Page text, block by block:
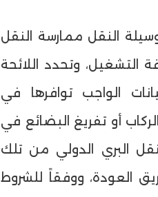
النقل ممارسة النقل
التشغيل، وتحدد اللائحة
الواجب توافرها في
أو تفريغ البضائع في
البري الدولي من تلك
العودة، ووفقاً للشروط